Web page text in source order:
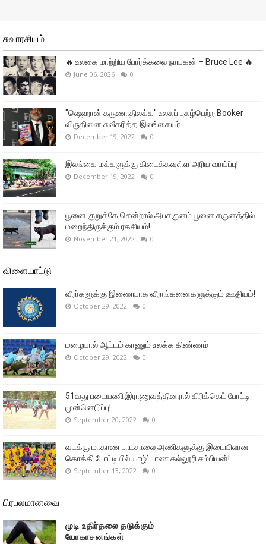
சுவாரசியம்
🔥 உலகை மாற்றிய போர்க்கலை நாயகன் – Bruce Lee 🔥
June 06, 2026 0
"ஷெஹான் கருணாதிலக்க" உலகப் புகழ்பெற்ற Booker
விருதினை சுவீகரித்த இலங்கையர்
December 19, 2022 0
இலங்கை மக்களுக்கு கிடைக்கவுள்ள அரிய வாய்ப்பு!
December 19, 2022 0
பூனை குறுக்கே சென்றால் அபசகுனம் பூனை சகுனத்தில்
மறைந்திருக்கும் ரகசியம்!
November 21, 2022 0
விளையாட்டு
வீரா்களுக்கு இணையாக வீராங்கனைகளுக்கும் ஊதியம்!
October 29, 2022 0
மழையால் ஆட்டம் காணும் உலக்க கிண்ணம்
October 29, 2022 0
51வது படையணி இராணுவத்தினரால் கிரிக்கெட் போட்டி
முன்னெடுப்பு!
September 20, 2022 0
வடக்கு மாகாண பாடசாலை அணிகளுக்கு இடையிலான
கொக்கி போட்டியில் யாழ்ப்பாண கல்லூரி சம்பியன்!
September 13, 2022 0
பிரபலமானவை
முடி உதிர்தலை தடுக்கும்
யோகாசனங்கள்